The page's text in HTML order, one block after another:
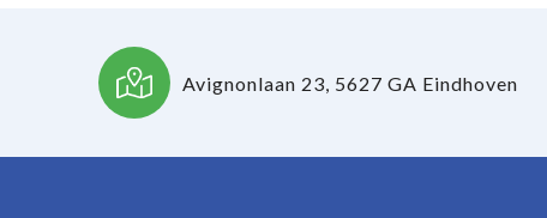
Avignonlaan 23, 5627 GA Eindhoven